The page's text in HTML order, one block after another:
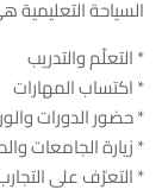
السياحة
* التعلّم والتدريب
* اكتساب المهارات
* حضور الدورات
* زيارة الجامعات
* التعرّف على